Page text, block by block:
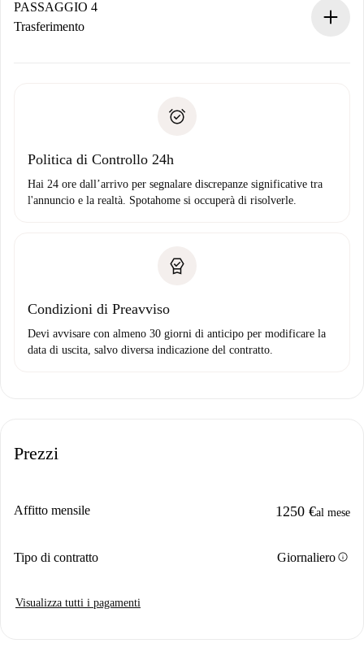
contatto con il proprietario.
Se rifiutata: non ti addebiteremo nulla e ti proporremo
Domiciliazione del pagamento
PASSAGGIO 4
Trasferimento
solo se non segnali problemi.
Politica di Controllo 24h
Hai 24 ore dall’arrivo per segnalare discrepanze significative tra
l'annuncio e la realtà. Spotahome si occuperà di risolverle.
Condizioni di Preavviso
Devi avvisare con almeno 30 giorni di anticipo per modificare la
data di uscita, salvo diversa indicazione del contratto.
Prezzi
Affitto mensile 1250 €al mese
Tipo di contratto Giornalieroinfo
Visualizza tutti i pagamenti